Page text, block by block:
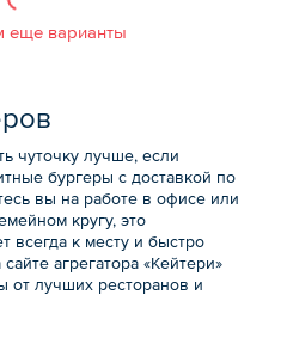
еще варианты
чуточку лучше, если
бургеры с доставкой по
вы на работе в офисе или
кругу, это
всегда к месту и быстро
агрегатора «Кейтери»
от лучших ресторанов и